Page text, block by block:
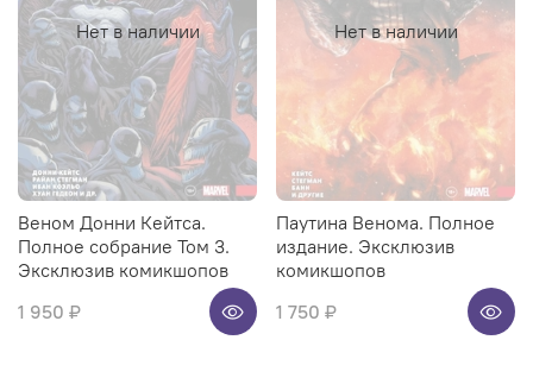
Нет в наличии
Веном Донни Кейтса.
Полное собрание Том 3.
Эксклюзив комикшопов
1 950 ₽
Нет в наличии
Паутина Венома. Полное
издание. Эксклюзив
комикшопов
1 750 ₽